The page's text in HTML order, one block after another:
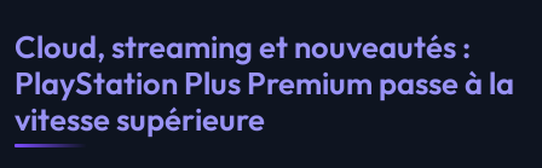
Cloud, streaming et nouveautés :
PlayStation Plus Premium passe à la
vitesse supérieure